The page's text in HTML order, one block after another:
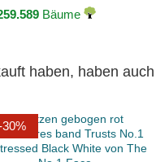
Bäume
haben, haben auch
30%